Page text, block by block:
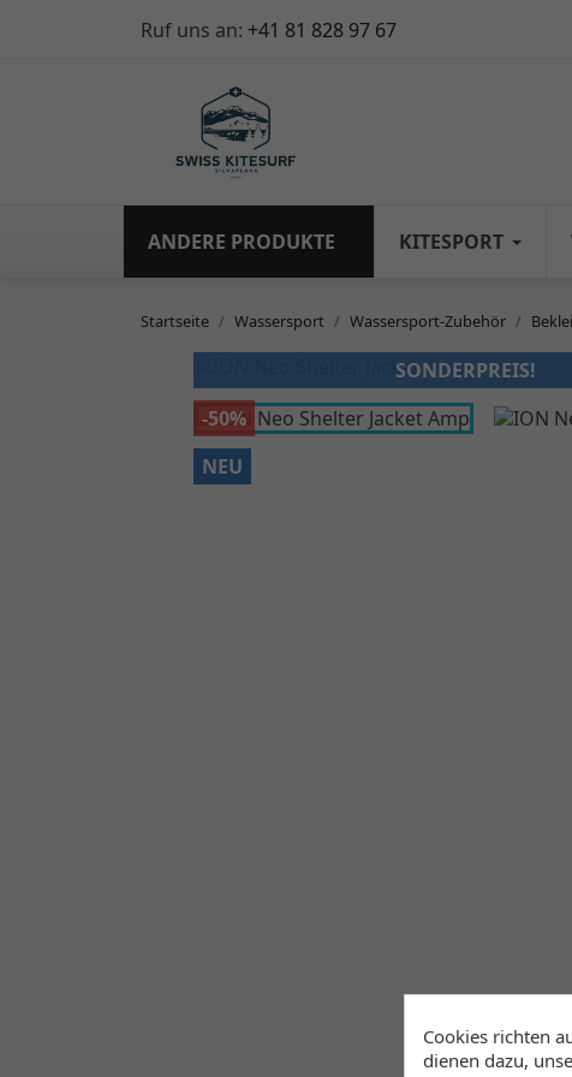
Ruf uns an: +41 81 828 97 67
ANDERE PRODUKTE KITESPORT
Startseite Wassersport Wassersport-Zubehör
SONDERPREIS!
-50%
NEU
Cookies richten
dienen dazu,